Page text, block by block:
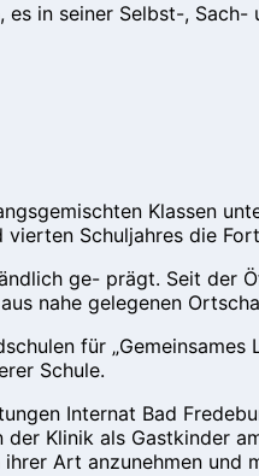
in seiner Selbst-,
Klassen
Schuljahres die
ge- prägt. Seit der
nahe gelegenen
für
Schule.
Internat Bad
Klinik als Gastkinder
Art anzunehmen und